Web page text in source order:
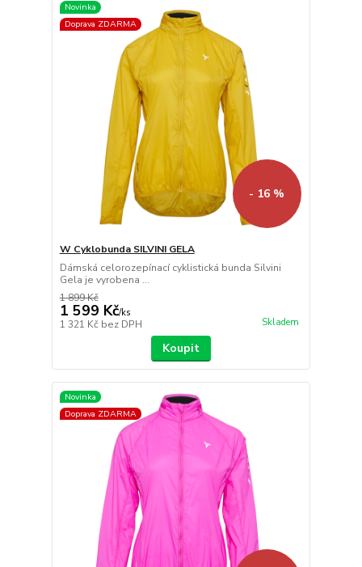
Novinka
Doprava ZDARMA
- 16 %
W Cyklobunda SILVINI GELA
Dámská celorozepínací cyklistická bunda Silvini
Gela je vyrobena ...
1 899 Kč
1 599 Kč/ks
1 321 Kč bez DPH Skladem
Koupit
Novinka
Doprava ZDARMA